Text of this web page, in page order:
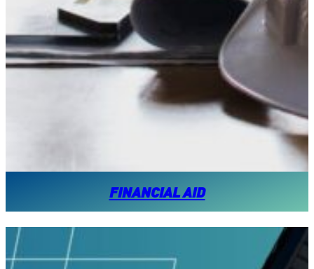
FINANCIAL AID